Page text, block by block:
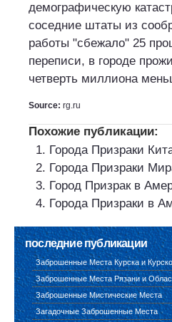
демографическую
соседние штаты из
работы "сбежало" 25
переписи, в городе
четверть миллиона
Source: rg.ru
Похожие публикации:
Города Призраки
Города Призраки
Город Призрак в
Города Призраки в
последние публикации
Заброшенные Места Курска и
Заброшенные Места Рязани и
Заброшенные Мистические Места
Загадочные Заброшенные Места